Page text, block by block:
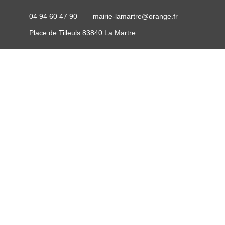
04 94 60 47 90 mairie-lamartre@orange.fr
Place de Tilleuls 83840 La Martre